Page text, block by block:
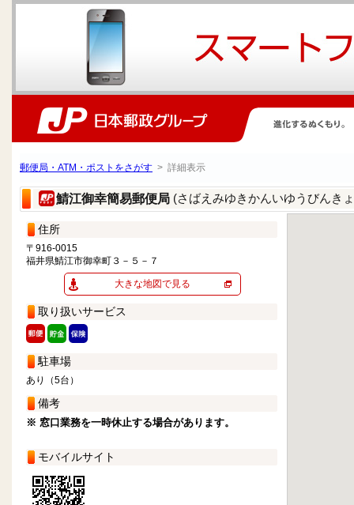
郵便局・ATM・ポストをさがす > 詳細表示
鯖江御幸簡易郵便局 (さばえみゆきかんいゆうびんき
住所
〒916-0015
福井県鯖江市御幸町３－５－７
大きな地図で見る
取り扱いサービス
駐車場
あり（5台）
備考
※ 窓口業務を一時休止する場合があります。
モバイルサイト